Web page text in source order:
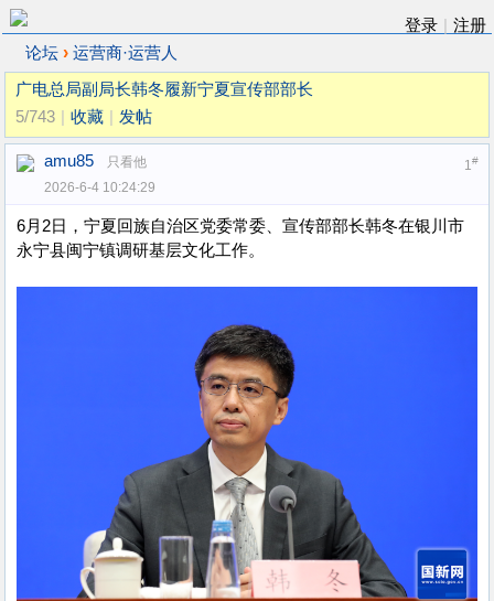
登录
注册
论坛 › 运营商·运营人
广电总局副局长韩冬履新宁夏宣传部部长
5/743
收藏 发帖
1#
amu85
只看他
2026-6-4 10:24:29
6月2日，宁夏回族自治区党委常委、宣传部部长韩冬在银川市
永宁县闽宁镇调研基层文化工作。